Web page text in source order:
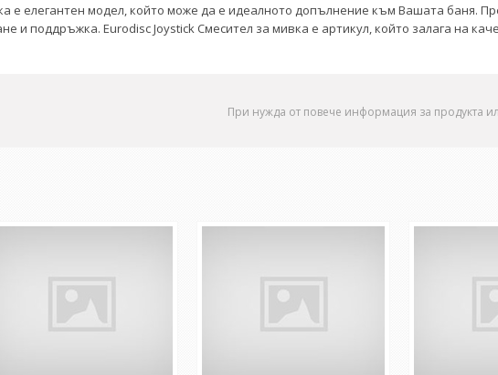
е елегантен модел, който може да е идеалното допълнение към Вашата баня.
и поддръжка. Eurodisc Joystick Смесител за мивка е артикул, който залага на
При нужда от повече информация за продукта